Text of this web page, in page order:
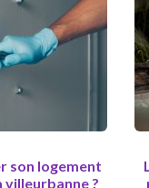
son logement
villeurbanne ?